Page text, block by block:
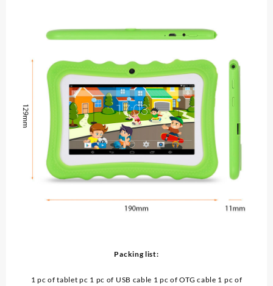
Packing list:
1 pc of tablet pc 1 pc of USB cable 1 pc of OTG cable 1 pc of